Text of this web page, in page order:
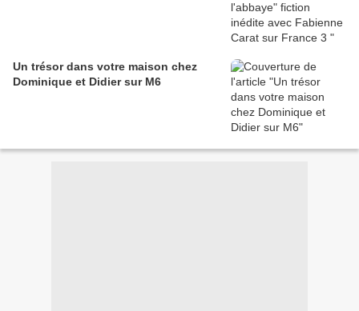
Un trésor dans votre maison chez
Dominique et Didier sur M6